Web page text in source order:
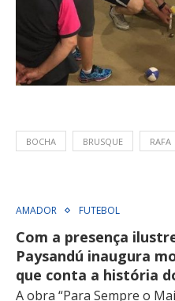
BOCHA BRUSQUE RAFA
AMADOR FUTEBOL
Com a presença
Paysandú inaugura
que conta a história
A obra “Para Sempre o